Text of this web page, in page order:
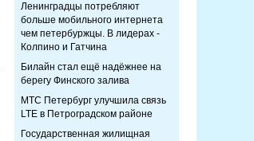
Ленинградцы потребляют
больше мобильного интернета
чем петербуржцы. В лидерах -
Колпино и Гатчина
Билайн стал ещё надёжнее на
берегу Финского залива
МТС Петербург улучшила связь
LTE в Петроградском районе
Государственная жилищная